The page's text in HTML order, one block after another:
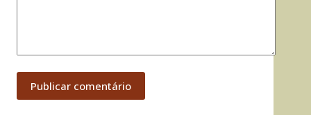
Publicar comentário